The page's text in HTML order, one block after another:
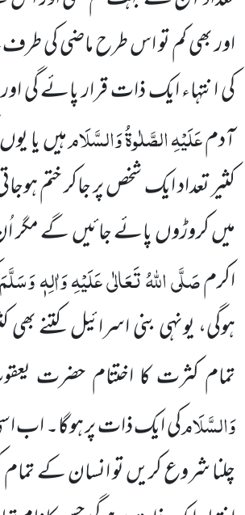
اور بھی کم تو اس طرح ماضی کی طرف
کی انتہاء ایک ذات قرار پائے
آدمعَلَیْہِ الصَّلٰوۃُ وَالسَّلَامہیں یا
کثیر تعداد ایک شخص پر جاکر ختم
میں کروڑوں پائے جائیں گے مگر
اکرمصَلَّی اللہُ تَعَالٰی عَلَیْہِ وَاٰلِہٖ وَسَلَّمَ
ہوگی، یونہی بنی اسرائیل کتنے
تمام کثرت کا اختتام حضرت
وَالسَّلَامکی ایک ذات پر ہوگا۔ اب
چلنا شروع کریں تو انسان کے تمام